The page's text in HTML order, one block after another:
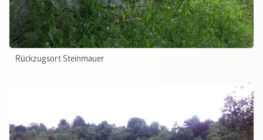
Rückzugsort Steinmauer